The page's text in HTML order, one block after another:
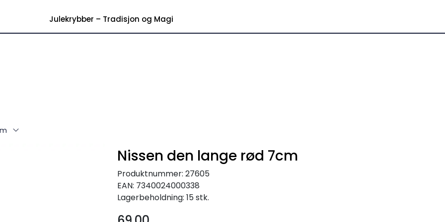
Julekrybber – Tradisjon og Magi
Nissen den lange rød 7cm
Produktnummer: 27605
EAN: 7340024000338
Lagerbeholdning: 15 stk.